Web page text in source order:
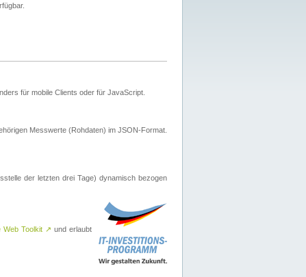
für mobile Clients oder für JavaScript.
Messwerte (Rohdaten) im JSON-Format.
der letzten drei Tage) dynamisch bezogen
Web Toolkit ↗ und erlaubt